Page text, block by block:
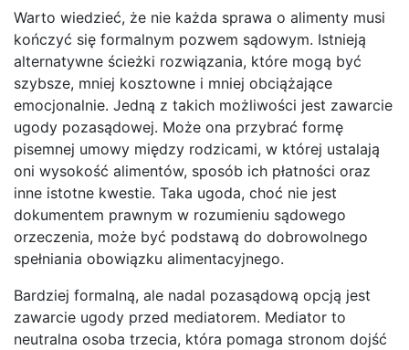
Warto wiedzieć, że nie każda sprawa o alimenty musi
kończyć się formalnym pozwem sądowym. Istnieją
alternatywne ścieżki rozwiązania, które mogą być
szybsze, mniej kosztowne i mniej obciążające
emocjonalnie. Jedną z takich możliwości jest zawarcie
ugody pozasądowej. Może ona przybrać formę
pisemnej umowy między rodzicami, w której ustalają
oni wysokość alimentów, sposób ich płatności oraz
inne istotne kwestie. Taka ugoda, choć nie jest
dokumentem prawnym w rozumieniu sądowego
orzeczenia, może być podstawą do dobrowolnego
spełniania obowiązku alimentacyjnego.
Bardziej formalną, ale nadal pozasądową opcją jest
zawarcie ugody przed mediatorem. Mediator to
neutralna osoba trzecia, która pomaga stronom dojść